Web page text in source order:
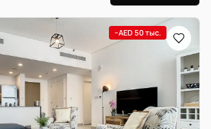
−AED 50 тыс.